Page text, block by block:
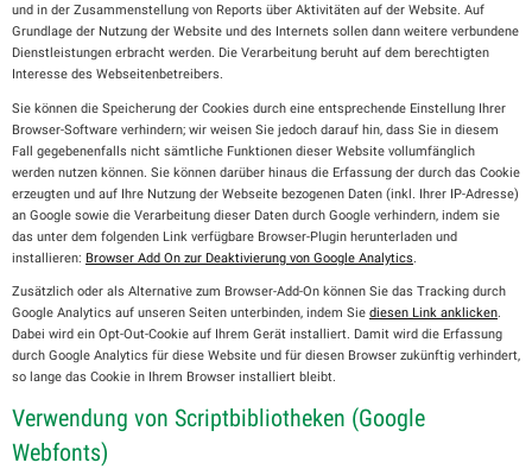
und in der Zusammenstellung von Reports über Aktivitäten auf der Website. Auf
Grundlage der Nutzung der Website und des Internets sollen dann weitere verbundene
Dienstleistungen erbracht werden. Die Verarbeitung beruht auf dem berechtigten
Interesse des Webseitenbetreibers.
Sie können die Speicherung der Cookies durch eine entsprechende Einstellung Ihrer
Browser-Software verhindern; wir weisen Sie jedoch darauf hin, dass Sie in diesem
Fall gegebenenfalls nicht sämtliche Funktionen dieser Website vollumfänglich
werden nutzen können. Sie können darüber hinaus die Erfassung der durch das Cookie
erzeugten und auf Ihre Nutzung der Webseite bezogenen Daten (inkl. Ihrer IP-Adresse)
an Google sowie die Verarbeitung dieser Daten durch Google verhindern, indem sie
das unter dem folgenden Link verfügbare Browser-Plugin herunterladen und
installieren: Browser Add On zur Deaktivierung von Google Analytics
Zusätzlich oder als Alternative zum Browser-Add-On können Sie das Tracking durch
Google Analytics auf unseren Seiten unterbinden, indem Sie diesen Link anklicken.
Dabei wird ein Opt-Out-Cookie auf Ihrem Gerät installiert. Damit wird die Erfassung
durch Google Analytics für diese Website und für diesen Browser zukünftig verhindert,
so lange das Cookie in Ihrem Browser installiert bleibt.
Verwendung von Scriptbibliotheken (Google
Webfonts)